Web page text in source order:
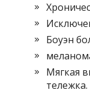
Боуэн
Мягкая
тележка.